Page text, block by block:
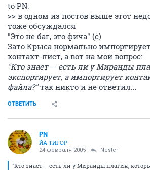
to PN:
>> в одном из постов выше этот
тоже обсуждался
"Это не баг, это фича" (с)
Зато Крыса нормально
контакт-лист, а вот на мой вопрос:
"Кто знает -- есть ли у Миранды
экспортирует, а импортирует
файла?"так никто и не ответил...
ОТВЕТИТЬ
PN
ЙА ТИГОР
24 февраля 2005 Nestеr
"Кто знает -- есть ли у Миранды плагин,